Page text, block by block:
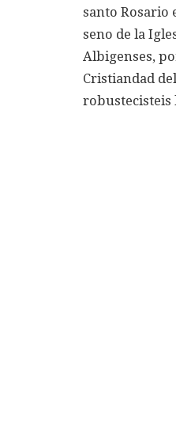
santo Rosario
seno de la
Albigenses,
Cristiandad
robustecisteis